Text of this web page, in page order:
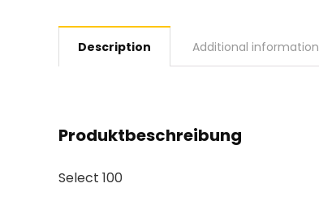
Description Additional information
Produktbeschreibung
Select 100